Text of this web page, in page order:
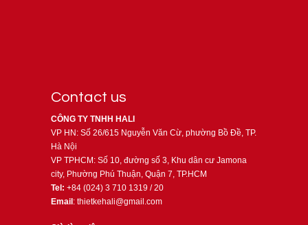
Contact us
CÔNG TY TNHH HALI
VP HN: Số 26/615 Nguyễn Văn Cừ, phường Bồ Đề, TP.
Hà Nội
VP TPHCM: Số 10, đường số 3, Khu dân cư Jamona
city, Phường Phú Thuận, Quận 7, TP.HCM
Tel: +84 (024) 3 710 1319 / 20
Email : thietkehali@gmail.com